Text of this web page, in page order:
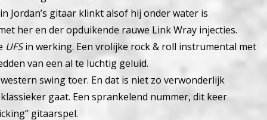
Jordan’s gitaar klinkt alsof hij onder water is
her en der opduikende rauwe Link Wray injecties.
UFSin werking. Een vrolijke rock & roll instrumental met
van een al te luchtig geluid.
swing toer. En dat is niet zo verwonderlijk
gaat. Een sprankelend nummer, dit keer
gitaarspel.